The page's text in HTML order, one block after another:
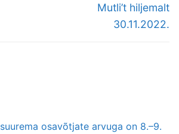
Mutli’t hiljemalt
30.11.2022.
osavõtjate arvuga on 8.–9.